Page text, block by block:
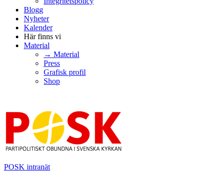
Blogg
Nyheter
Kalender
Här finns vi
Material
→ Material
Press
Grafisk profil
Shop
POSK intranät